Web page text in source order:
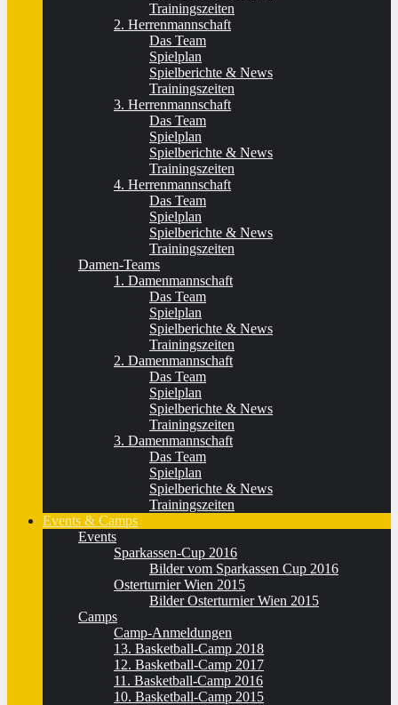
Trainingszeiten
2. Herrenmannschaft
Das Team
Spielplan
Spielberichte & News
Trainingszeiten
3. Herrenmannschaft
Das Team
Spielplan
Spielberichte & News
Trainingszeiten
4. Herrenmannschaft
Das Team
Spielplan
Spielberichte & News
Trainingszeiten
Damen-Teams
1. Damenmannschaft
Das Team
Spielplan
Spielberichte & News
Trainingszeiten
2. Damenmannschaft
Das Team
Spielplan
Spielberichte & News
Trainingszeiten
3. Damenmannschaft
Das Team
Spielplan
Spielberichte & News
Trainingszeiten
Events & Camps
Events
Sparkassen-Cup 2016
Bilder vom Sparkassen Cup 2016
Osterturnier Wien 2015
Bilder Osterturnier Wien 2015
Camps
Camp-Anmeldungen
13. Basketball-Camp 2018
12. Basketball-Camp 2017
11. Basketball-Camp 2016
10. Basketball-Camp 2015